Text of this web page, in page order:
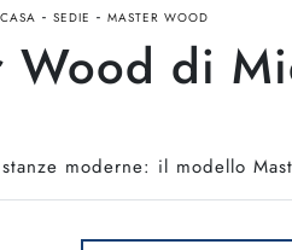
- SEDIE - MASTER WOOD
Wood di
moderne: il modello